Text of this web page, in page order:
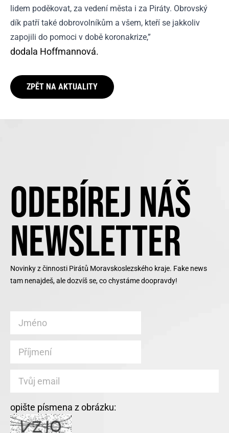
lidem poděkovat, za vedení města i za Piráty. Obrovský
dík patří také dobrovolníkům a všem, kteří se jakkoliv
zapojili do pomoci v době koronakrize,”
dodala Hoffmannová.
ZPĚT NA AKTUALITY
ODEBÍREJ NÁŠ
NEWSLETTER
Novinky z činnosti Pirátů Moravskoslezského kraje. Fake news
tam nenajdeš, ale dozvíš se, co chystáme doopravdy!
opište písmena z obrázku: